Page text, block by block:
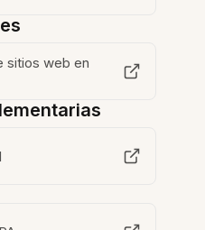
sitios web en